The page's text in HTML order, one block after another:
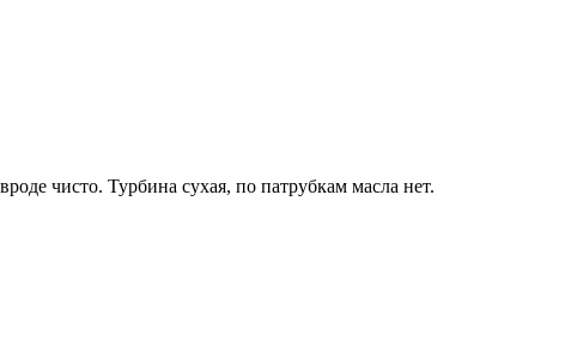
чисто. Турбина сухая, по патрубкам масла нет.